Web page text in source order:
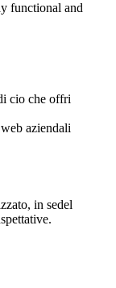
functional and
cio che offri
in sedel